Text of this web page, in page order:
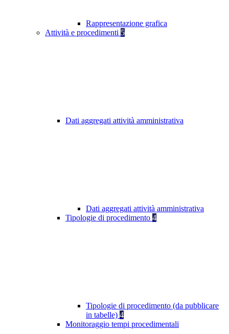
Rappresentazione grafica
Attività e procedimenti 5
Dati aggregati attività amministrativa
Dati aggregati attività amministrativa
Tipologie di procedimento 4
Tipologie di procedimento (da pubblicare
in tabelle) 4
Monitoraggio tempi procedimentali